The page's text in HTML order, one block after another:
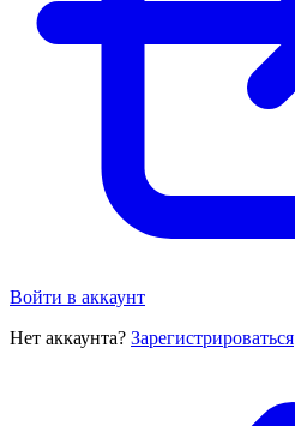
Войти в аккаунт
Нет аккаунта? Зарегистрироваться